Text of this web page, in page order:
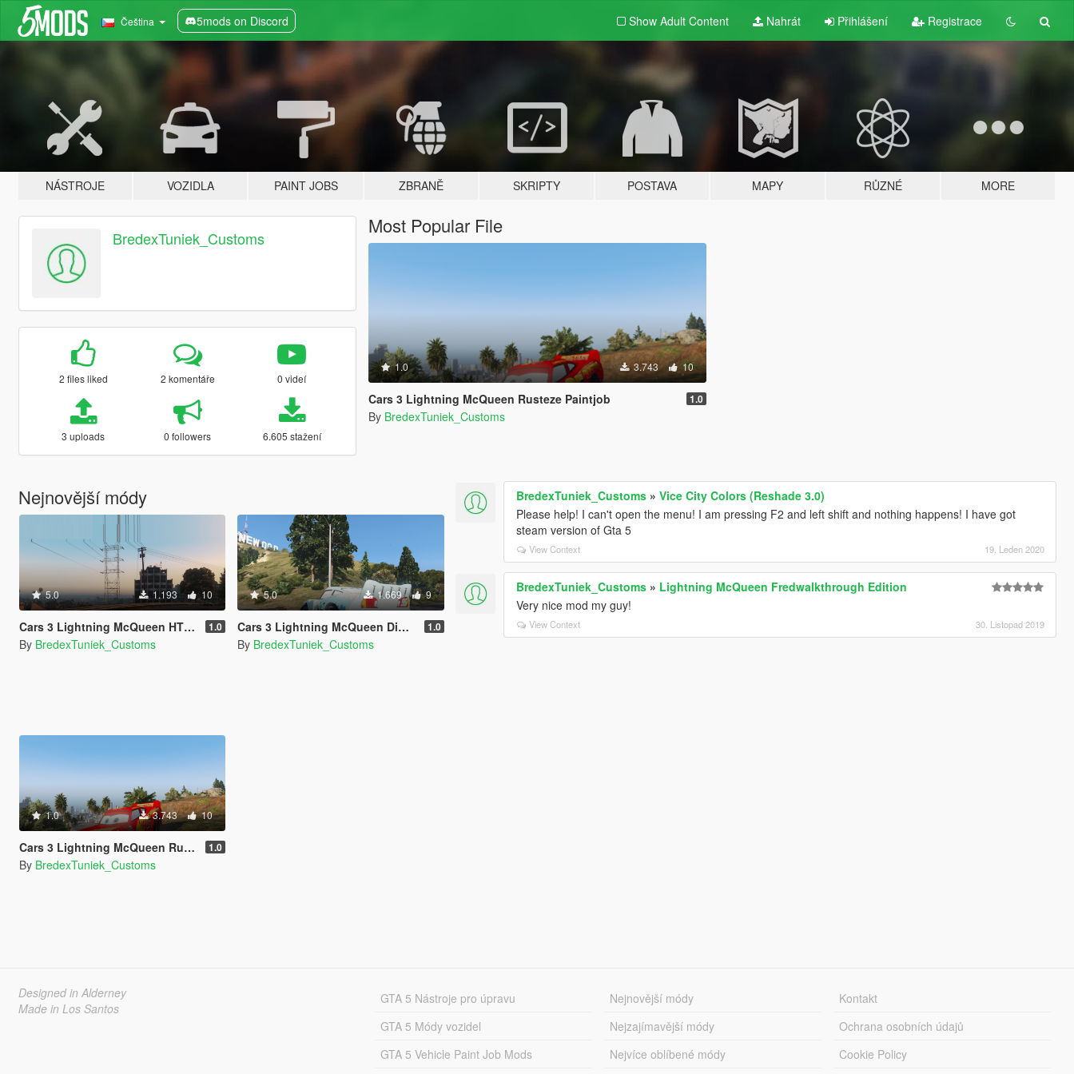
Čeština 5mods on Discord Show Adult Content Nahrát Přihlášení Registrace
NÁSTROJE VOZIDLA PAINT JOBS ZBRANĚ SKRIPTY POSTAVA MAPY RŮZNÉ MORE
BredexTuniek_Customs
2 files liked 2 komentáře 0 videí
3 uploads 0 followers 6.605 stažení
Most Popular File
1.0 3.743 10
Cars 3 Lightning McQueen Rusteze Paintjob 1.0
By BredexTuniek_Customs
Nejnovější módy
5.0 1.193 10
Cars 3 Lightning McQueen HTB Paintjob 1.0
By BredexTuniek_Customs
5.0 1.669 9
Cars 3 Lightning McQueen Dinoco Paintjob 1.0
By BredexTuniek_Customs
1.0 3.743 10
Cars 3 Lightning McQueen Rusteze Paintjob 1.0
By BredexTuniek_Customs
BredexTuniek_Customs »Vice City Colors (Reshade 3.0)
Please help! I can't open the menu! I am pressing F2 and left shift and nothing happens! I have got
steam version of Gta 5
View Context 19. Leden 2020
BredexTuniek_Customs » Lightning McQueen Fredwalkthrough Edition
Very nice mod my guy!
View Context 30. Listopad 2019
Designed in Alderney
Made in Los Santos
GTA 5 Nástroje pro úpravu
GTA 5 Módy vozidel
GTA 5 Vehicle Paint Job Mods
Nejnovější módy
Nejzajímavější módy
Nejvíce oblíbené módy
Kontakt
Ochrana osobních údajů
Cookie Policy